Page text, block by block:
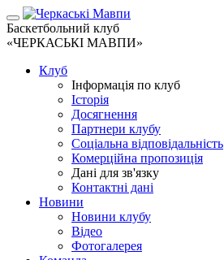
Баскетбольний клуб
«ЧЕРКАСЬКІ МАВПИ»
Клуб
Інформація по клуб
Історія
Досягнення
Партнери клубу
Соціальна відповідальність
Комерційна пропозиція
Дані для зв'язку
Контактні дані
Новини
Новини клубу
Відео
Фотогалерея